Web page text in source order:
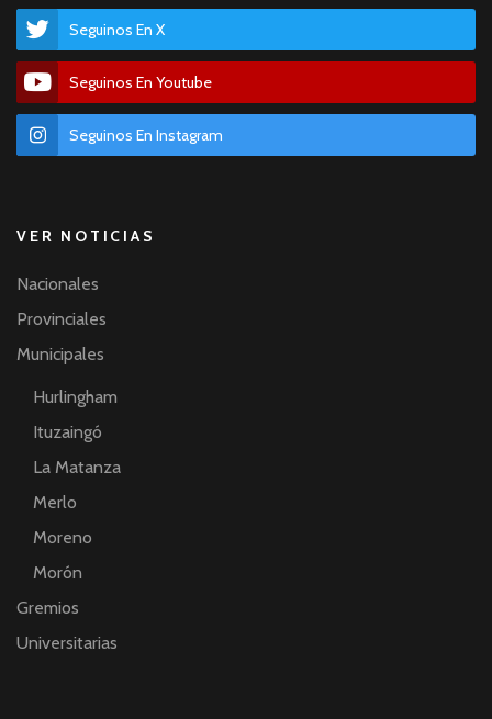
Seguinos En X
Seguinos En Youtube
Seguinos En Instagram
VER NOTICIAS
Nacionales
Provinciales
Municipales
Hurlingham
Ituzaingó
La Matanza
Merlo
Moreno
Morón
Gremios
Universitarias